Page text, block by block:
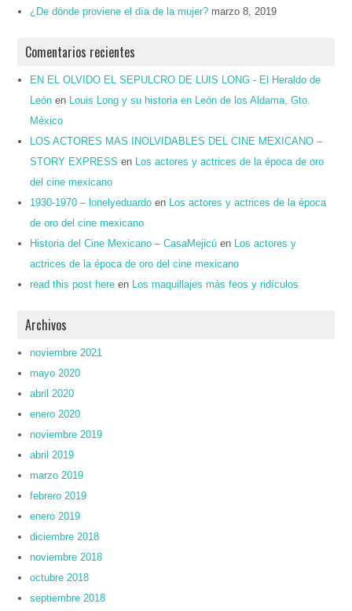
¿De dónde proviene el día de la mujer? marzo 8, 2019
Comentarios recientes
EN EL OLVIDO EL SEPULCRO DE LUIS LONG - El Heraldo de
León en
Louis Long y su historia en León de los Aldama, Gto.
México
LOS ACTORES MAS INOLVIDABLES DEL CINE MEXICANO –
STORY EXPRESS en
Los actores y actrices de la época de oro
del cine mexicano
1930-1970 – lonelyeduardo en
Los actores y actrices de la época
de oro del cine mexicano
Historia del Cine Mexicano – CasaMejicú en
Los actores y
actrices de la época de oro del cine mexicano
read this post here en Los maquillajes más feos y ridículos
Archivos
noviembre 2021
mayo 2020
abril 2020
enero 2020
noviembre 2019
abril 2019
marzo 2019
febrero 2019
enero 2019
diciembre 2018
noviembre 2018
octubre 2018
septiembre 2018